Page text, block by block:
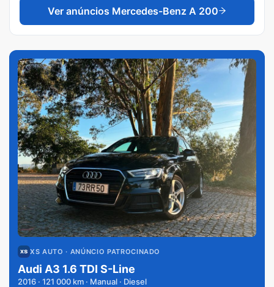
Ver anúncios Mercedes-Benz A 200
XS AUTO · ANÚNCIO PATROCINADO
Audi A3 1.6 TDI S-Line
2016 · 121 000 km · Manual · Diesel